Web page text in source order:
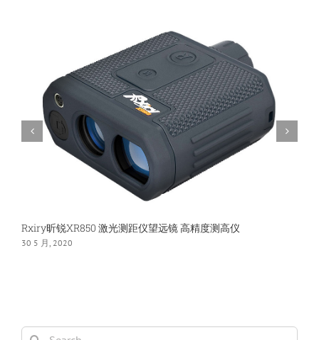
测
距
仪
测
量
800
米
Rxiry昕锐XR850 激光测距仪望远镜 高精度测高仪
30 5 月, 2020
Search